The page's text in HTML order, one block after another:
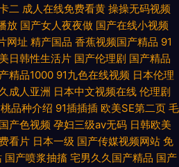
二 成人在线免费看黄 操操无码视频
放 国产女人夜夜做 国产在线小视频
网址 精产国品 香蕉视频国产精品 91
日韩性生活片 国产伦理剧 国产精品
精品1000 91九色在线视频 日本伦理
成人亚洲 日本中文视频在线 伦理剧
品种介绍 91插插插 欧美SE第二页 毛
国产色视频 孕妇三级av无码 日韩欧美
看片 日本一级 国产传媒视频网站 免
国产喷浆抽搐 宅男久久国产精品 国产